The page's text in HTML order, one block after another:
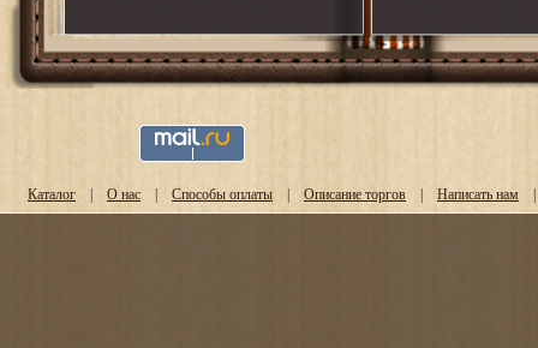
Каталог | О нас | Способы оплаты | Описание торгов | Написать нам |